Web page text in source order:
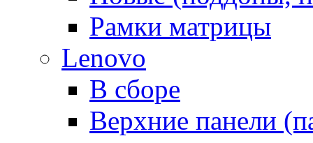
Рамки матрицы
Lenovo
В сборе
Верхние панели